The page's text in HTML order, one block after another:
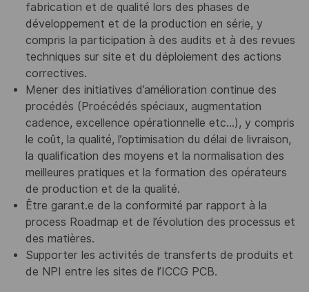
fabrication et de qualité lors des phases de
développement et de la production en série, y
compris la participation à des audits et à des revues
techniques sur site et du déploiement des actions
correctives.
Mener des initiatives d’amélioration continue des
procédés (Proécédés spéciaux, augmentation
cadence, excellence opérationnelle etc…), y compris
le coût, la qualité, l’optimisation du délai de livraison,
la qualification des moyens et la normalisation des
meilleures pratiques et la formation des opérateurs
de production et de la qualité.
Être garant.e de la conformité par rapport à la
process Roadmap et de l’évolution des processus et
des matières.
Supporter les activités de transferts de produits et
de NPI entre les sites de l’ICCG PCB.